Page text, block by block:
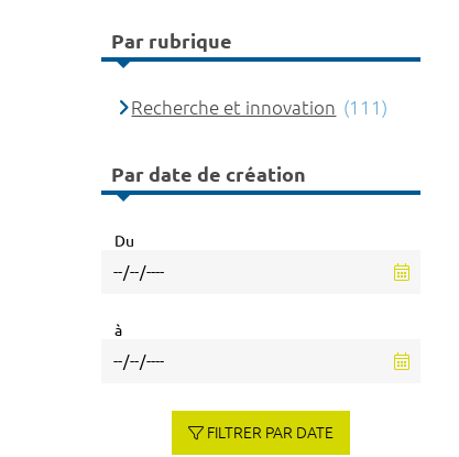
Par rubrique
Recherche et innovation (111)
Par date de création
Du
à
FILTRER PAR DATE